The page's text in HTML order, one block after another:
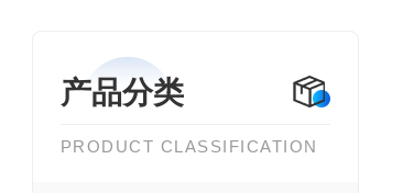
产品分类
PRODUCT CLASSIFICATION